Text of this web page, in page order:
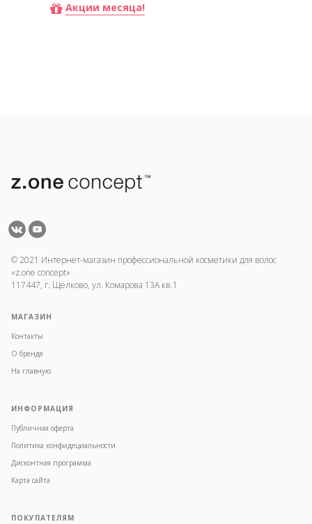
Акции месяца!
© 2021 Интернет-магазин профессиональной косметики для волос
«z.one concept»
117447, г. Щелково, ул. Комарова 13А кв.1
МАГАЗИН
Контакты
О бренде
На главную
ИНФОРМАЦИЯ
Публичная оферта
Политика конфидециальности
Дисконтная программа
Карта сайта
ПОКУПАТЕЛЯМ